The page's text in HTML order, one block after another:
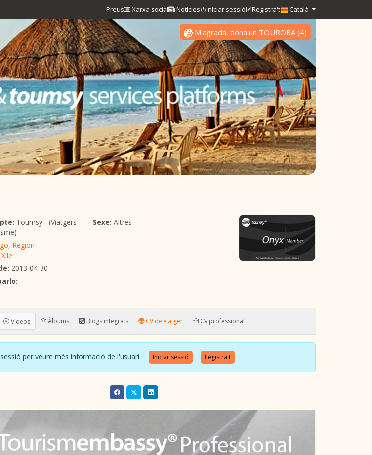
Preus Xarxa social Notícies Iniciar sessió Registra't Català
M'agrada, dóna un TOUROBA(4)
Toumsy - (Viatgers -
, Region
Xile
2013-04-30
Sexe: Altres
Vídeos Àlbums Blogs integrats CV de viatger CV professional
per veure més informació de l'usuari. Iniciar sessió Registra't